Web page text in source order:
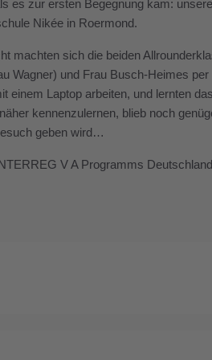
es zur ersten Begegnung kam:
Nikée in Roermond.
machten sich die beiden
Wagner) und Frau Busch-Heimes
einem Laptop arbeiten, und lernten
kennenzulernen, blieb noch
geben wird…
V A Programms